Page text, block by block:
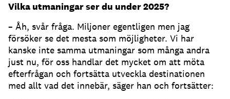
Vilka utmaningar ser du under 2025?
– Åh, svår fråga. Miljoner egentligen men jag
försöker se det mesta som möjligheter. Vi har
kanske inte samma utmaningar som många andra
just nu, för oss handlar det mycket om att möta
efterfrågan och fortsätta utveckla destinationen
med allt vad det innebär, säger han och fortsätter: